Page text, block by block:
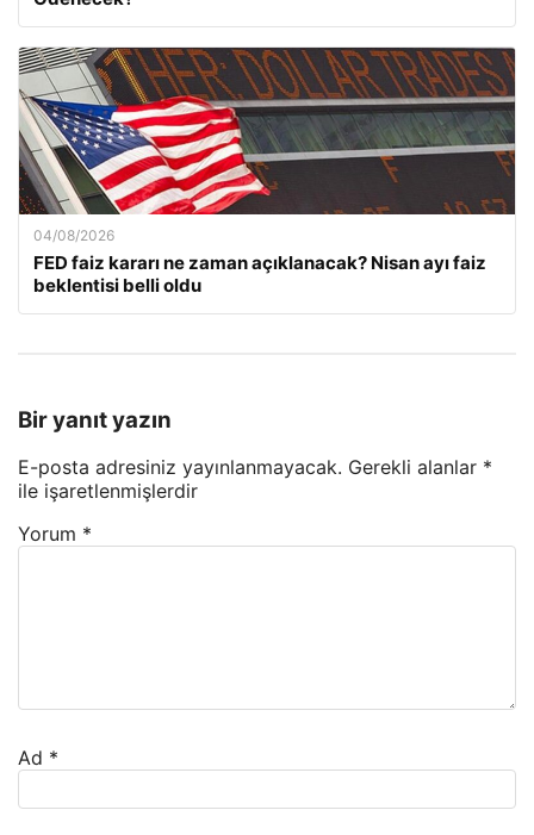
04/08/2026
FED faiz kararı ne zaman açıklanacak? Nisan ayı faiz
beklentisi belli oldu
Bir yanıt yazın
E-posta adresiniz yayınlanmayacak. Gerekli alanlar *
ile işaretlenmişlerdir
Yorum *
Ad *